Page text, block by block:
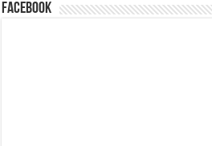
Facebook